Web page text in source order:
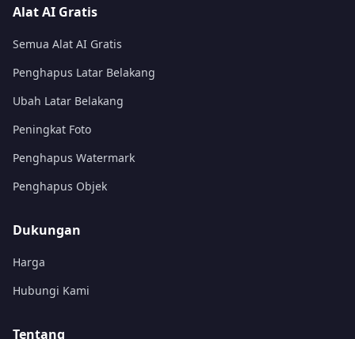
Alat AI Gratis
Semua Alat AI Gratis
Penghapus Latar Belakang
Ubah Latar Belakang
Peningkat Foto
Penghapus Watermark
Penghapus Objek
Dukungan
Harga
Hubungi Kami
Tentang